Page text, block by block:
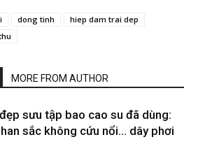
dong tinh
hiep dam trai dep
MORE FROM AUTHOR
sưu tập bao cao su đã dùng:
sắc không cứu nổi… dây phơi